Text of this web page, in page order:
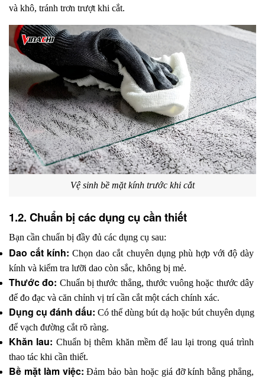
và khô, tránh trơn trượt khi cắt.
Vệ sinh bề mặt kính trước khi cắt
1.2. Chuẩn bị các dụng cụ cần thiết
Bạn cần chuẩn bị đầy đủ các dụng cụ sau:
Dao cắt kính: Chọn dao cắt chuyên dụng phù hợp với độ dày
kính và kiểm tra lưỡi dao còn sắc, không bị mẻ.
Thước đo: Chuẩn bị thước thẳng, thước vuông hoặc thước dây
để đo đạc và căn chỉnh vị trí cần cắt một cách chính xác.
Dụng cụ đánh dấu: Có thể dùng bút dạ hoặc bút chuyên dụng
để vạch đường cắt rõ ràng.
Khăn lau: Chuẩn bị thêm khăn mềm để lau lại trong quá trình
thao tác khi cần thiết.
Bề mặt làm việc: Đảm bảo bàn hoặc giá đỡ kính bằng phẳng,